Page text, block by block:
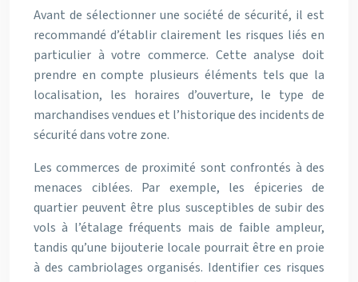
Avant de sélectionner une société de sécurité, il est
recommandé d’établir clairement les risques liés en
particulier à votre commerce. Cette analyse doit
prendre en compte plusieurs éléments tels que la
localisation, les horaires d’ouverture, le type de
marchandises vendues et l’historique des incidents de
sécurité dans votre zone.
Les commerces de proximité sont confrontés à des
menaces ciblées. Par exemple, les épiceries de
quartier peuvent être plus susceptibles de subir des
vols à l’étalage fréquents mais de faible ampleur,
tandis qu’une bijouterie locale pourrait être en proie
à des cambriolages organisés. Identifier ces risques